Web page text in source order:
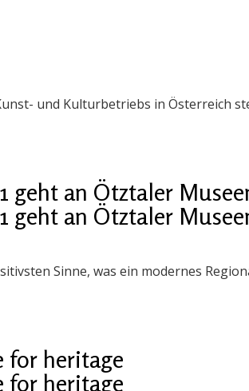
und Kulturbetriebs in Österreich
geht an Ötztaler
geht an Ötztaler
Sinne, was ein modernes
for heritage
for heritage